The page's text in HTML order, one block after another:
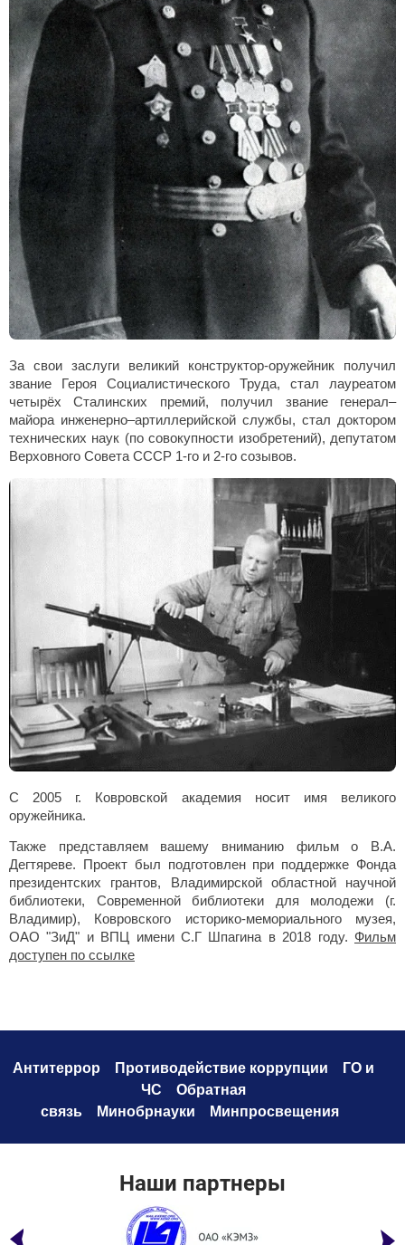
За свои заслуги великий конструктор-оружейник получил
звание Героя Социалистического Труда, стал лауреатом
четырёх Сталинских премий, получил звание генерал–
майора инженерно–артиллерийской службы, стал доктором
технических наук (по совокупности изобретений), депутатом
Верховного Совета СССР 1-го и 2-го созывов.
С 2005 г. Ковровской академия носит имя великого
оружейника.
Также представляем вашему вниманию фильм о В.А.
Дегтяреве. Проект был подготовлен при поддержке Фонда
президентских грантов, Владимирской областной научной
библиотеки, Современной библиотеки для молодежи (г.
Владимир), Ковровского историко-мемориального музея,
ОАО "ЗиД" и ВПЦ имени С.Г Шпагина в 2018 году. Фильм
доступен по ссылке
Антитеррор Противодействие коррупции
ГО и
ЧС
Обратная
связь
Минобрнауки Минпросвещения
Наши партнеры